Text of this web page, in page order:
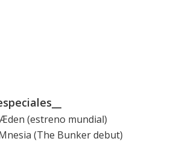
(estreno mundial)
(The Bunker debut)